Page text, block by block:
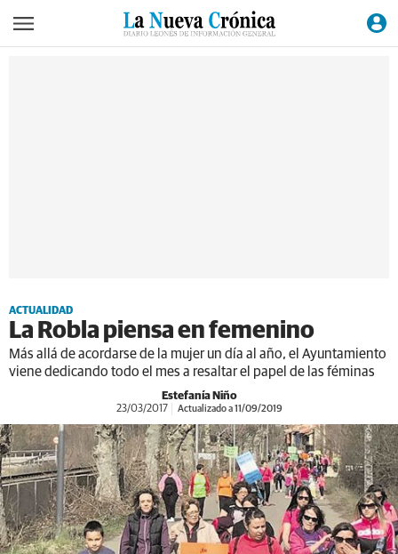
ACTUALIDAD
La Robla piensa en femenino
Más allá de acordarse de la mujer un día al año, el Ayuntamiento
viene dedicando todo el mes a resaltar el papel de las féminas
Estefanía Niño
23/03/2017 Actualizado a 11/09/2019